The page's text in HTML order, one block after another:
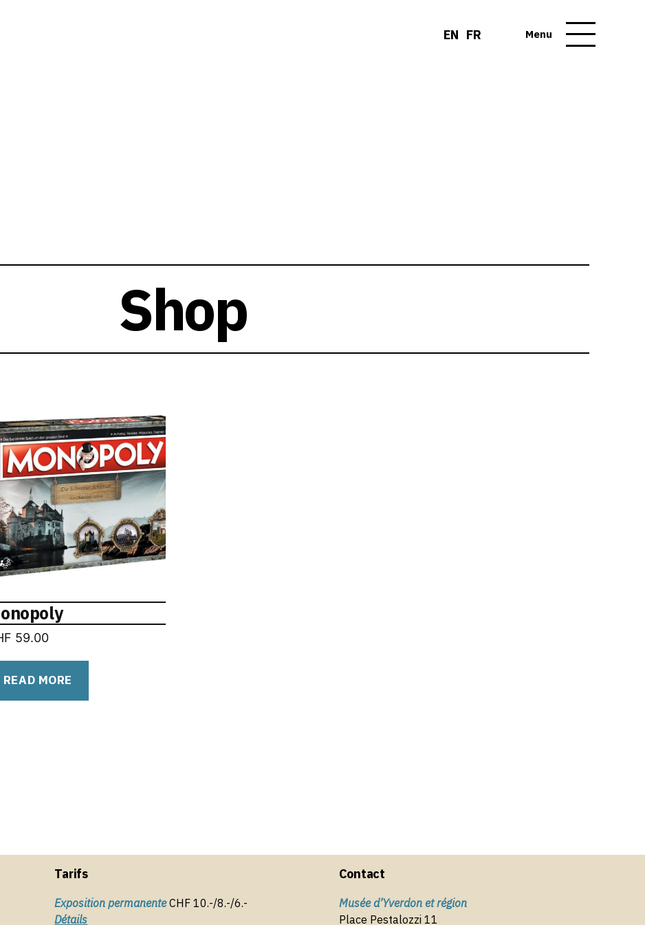
EN FR Menu
Shop
59.00
READ MORE
Tarifs
Exposition permanenteCHF 10.-/8.-/6.-
Détails
Contact
Musée d’Yverdon et région
Place Pestalozzi 11